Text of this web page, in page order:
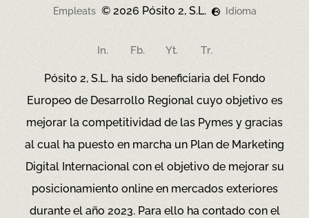
Empleats © 2026 Pósito 2, S.L. Idioma
In. Fb. Yt. Tr.
Pósito 2, S.L. ha sido beneficiaria del Fondo
Europeo de Desarrollo Regional cuyo objetivo es
mejorar la competitividad de las Pymes y gracias
al cual ha puesto en marcha un Plan de Marketing
Digital Internacional con el objetivo de mejorar su
posicionamiento online en mercados exteriores
durante el año 2023. Para ello ha contado con el